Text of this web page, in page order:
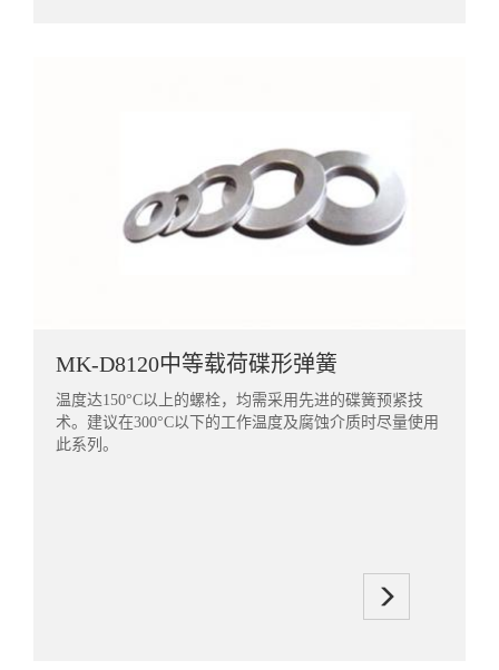
MK-D8120中等载荷碟形弹簧
温度达150°C以上的螺栓，均需采用先进的碟簧预紧技
术。建议在300°C以下的工作温度及腐蚀介质时尽量使用
此系列。